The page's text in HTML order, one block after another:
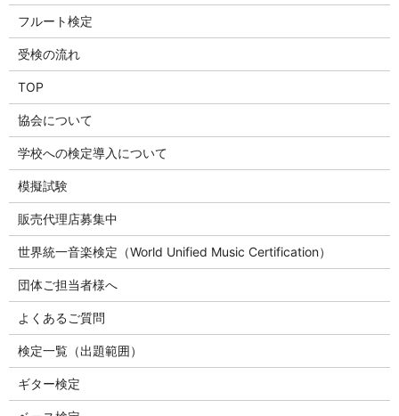
フルート検定
受検の流れ
TOP
協会について
学校への検定導入について
模擬試験
販売代理店募集中
世界統一音楽検定（World Unified Music Certification）
団体ご担当者様へ
よくあるご質問
検定一覧（出題範囲）
ギター検定